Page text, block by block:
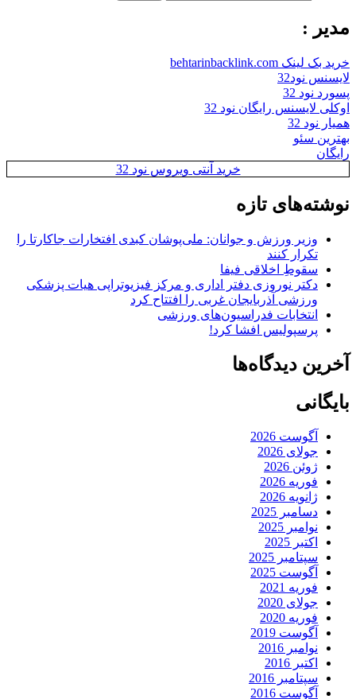
مدیر :
خرید بک لینک behtarinbacklink.com
لایسنس نود32
پسورد نود 32
اوکلی لایسنس رایگان نود 32
همیار نود 32
بهترین سئو
رایگان
خرید آنتی ویروس نود 32
نوشته‌های تازه
وزیر ورزش و جوانان: ملی‌پوشان کبدی افتخارات جاکارتا را
تکرار کنند
سقوطِ اخلاقی فیفا
دکتر نوروزی دفتر اداری و مرکز فیزیوتراپی هیات پزشکی
ورزشی آذربایجان غربی را افتتاح کرد
انتخابات فدراسیون‌های ورزشی
پرسپولیس افشا کرد!
آخرین دیدگاه‌ها
بایگانی
آگوست 2026
جولای 2026
ژوئن 2026
فوریه 2026
ژانویه 2026
دسامبر 2025
نوامبر 2025
اکتبر 2025
سپتامبر 2025
آگوست 2025
فوریه 2021
جولای 2020
فوریه 2020
آگوست 2019
نوامبر 2016
اکتبر 2016
سپتامبر 2016
آگوست 2016